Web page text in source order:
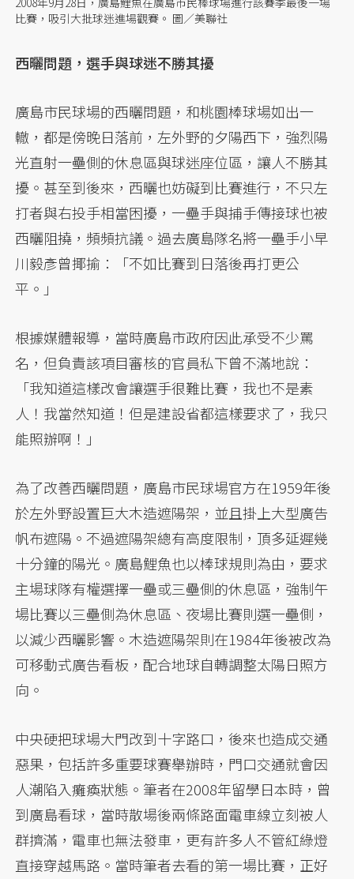
比賽，吸引大批球迷進場觀賽。 圖／美聯社
西曬問題，選手與球迷不勝其擾
廣島市民球場的西曬問題，和桃園棒球場如出一
轍，都是傍晚日落前，左外野的夕陽西下，強烈陽
光直射一壘側的休息區與球迷座位區，讓人不勝其
擾。甚至到後來，西曬也妨礙到比賽進行，不只左
打者與右投手相當困擾，一壘手與捕手傳接球也被
西曬阻撓，頻頻抗議。過去廣島隊名將一壘手小早
川毅彥曾揶揄：「不如比賽到日落後再打更公
平。」
根據媒體報導，當時廣島市政府因此承受不少罵
名，但負責該項目審核的官員私下曾不滿地說：
「我知道這樣改會讓選手很難比賽，我也不是素
人！我當然知道！但是建設省都這樣要求了，我只
能照辦啊！」
為了改善西曬問題，廣島市民球場官方在1959年後
於左外野設置巨大木造遮陽架，並且掛上大型廣告
帆布遮陽。不過遮陽架總有高度限制，頂多延遲幾
十分鐘的陽光。廣島鯉魚也以棒球規則為由，要求
主場球隊有權選擇一壘或三壘側的休息區，強制午
場比賽以三壘側為休息區、夜場比賽則選一壘側，
以減少西曬影響。木造遮陽架則在1984年後被改為
可移動式廣告看板，配合地球自轉調整太陽日照方
向。
中央硬把球場大門改到十字路口，後來也造成交通
惡果，包括許多重要球賽舉辦時，門口交通就會因
人潮陷入癱瘓狀態。筆者在2008年留學日本時，曾
到廣島看球，當時散場後兩條路面電車線立刻被人
群擠滿，電車也無法發車，更有許多人不管紅綠燈
直接穿越馬路。當時筆者去看的第一場比賽，正好